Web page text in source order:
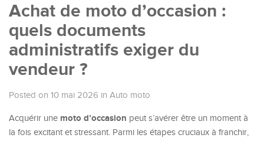
Achat de moto d’occasion :
quels documents
administratifs exiger du
vendeur ?
Posted on 10 mai 2026 in Auto moto
Acquérir une moto d’occasion peut s’avérer être un moment à
la fois excitant et stressant. Parmi les étapes cruciaux à franchir,